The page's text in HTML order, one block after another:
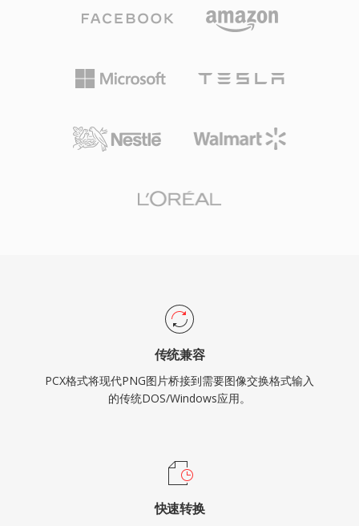
传统兼容
PCX格式将现代PNG图片桥接到需要图像交换格式输入
的传统DOS/Windows应用。
快速转换